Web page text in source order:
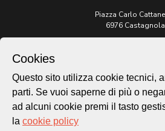
Piazza Carlo
6976 Castagnola
Per informazioni:
t. +41 58 866 68
Cookies
Questo sito utilizza cookie tecnici,
parti. Se vuoi saperne di più o
ad alcuni cookie premi il tasto
la cookie policy